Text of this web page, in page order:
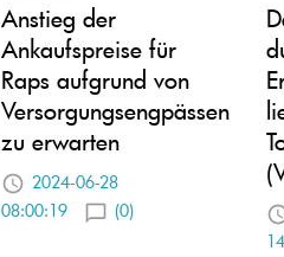
Anstieg der
Ankaufspreise für
Raps aufgrund von
Versorgungsengpässen
zu erwarten
2024-06-28
08:00:19
(0)